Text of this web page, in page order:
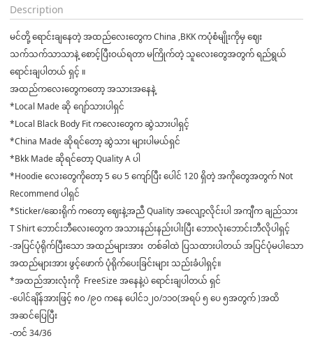
Description
မင်တို့ ရောင်းချနေတဲ့ အထည်လေးတွေက China ,BKK ကပုံစံမျိုးကိုမှ ဈေး
သက်သက်သာသာနဲ့ စောင့်ပြီးဝယ်ရတာ မကြိုက်တဲ့ သူလေးတွေအတွက် ရည်ရွယ်
ရောင်းချပါတယ် ရှင့် ။
အထည်ကလေးတွေကတော့ အသားအနေနဲ့
*Local Made ဆို ဂျော်သားပါရှင်
*Local Black Body Fit ကလေးတွေက ဆွဲသားပါရှင့်
*China Made ဆိုရင်တော့ ဆွဲသား များပါမယ်ရှင်
*Bkk Made ဆိုရင်တော့ Quality A ပါ
*Hoodie လေးတွေကိုတော့ 5 ပေ 5 ကျော်ပြီး ပေါင် 120 ရှိတဲ့ အကိုတွေအတွက် Not
Recommend ပါရှင်
*Sticker/ဆေးရိုက် ကတော့ ဈေးနဲ့အညီ Quality အလျော့လိုင်းပါ အကျီက ချည်သား
T Shirt ဘောင်းဘီလေးတွေက အသားနည်းနည်းပါးပြီး ဘောလုံးဘောင်းဘီလိုပါရှင့်
-အပြင်ပုံရိုက်ပြီးသော အထည်များအား တစ်ခါထဲ ပြသထားပါတယ် အပြင်ပုံမပါသော
အထည်များအား ဖွင့်ဖောက် ပုံရိုက်ပေးခြင်းများ သည်းခံပါရှင့်။
*အထည်အားလုံးကို FreeSize အနေနဲ့ပဲ ရောင်းချပါတယ် ရှင်
-ပေါင်ချိန်အားဖြင့် ၈၀ /၉၀ ကနေ ပေါင်၁၂၀/၁၁၀(အရပ် ၅ ပေ ၅အတွက် )အထိ
အဆင်ပြေပြီး
-တင် 34/36